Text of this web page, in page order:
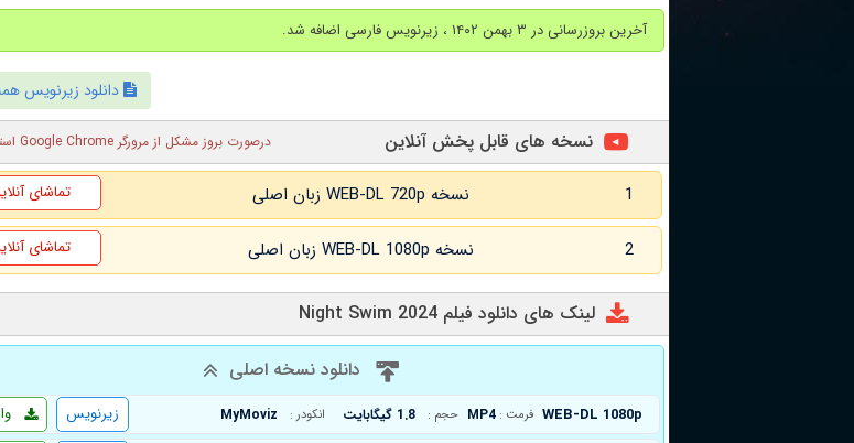
آخرین بروزرسانی در ۳ بهمن ۱۴۰۲ ، زیرنویس فارسی اضافه شد.
دانلود زیرنویس
نسخه های قابل پخش آنلاین درصورت بروز مشکل از مرورگر Google Chrome استفاده کنید
1 نسخه WEB-DL 720p زبان اصلی تماشای
2 نسخه WEB-DL 1080p زبان اصلی تماشای
لینک های دانلود فیلم Night Swim 2024
دانلود نسخه اصلی
WEB-DL 1080p فرمت : MP4 حجم : 1.8 گیگابایت انکودر : MyMoviz
زیرنویس